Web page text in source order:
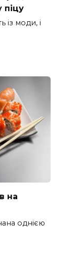
піцу
із моди, і
на
однією